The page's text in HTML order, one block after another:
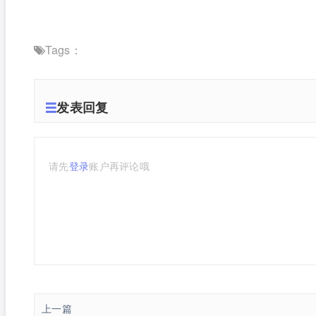
Tags：
发表回复
请先登录账户再评论哦
上一篇